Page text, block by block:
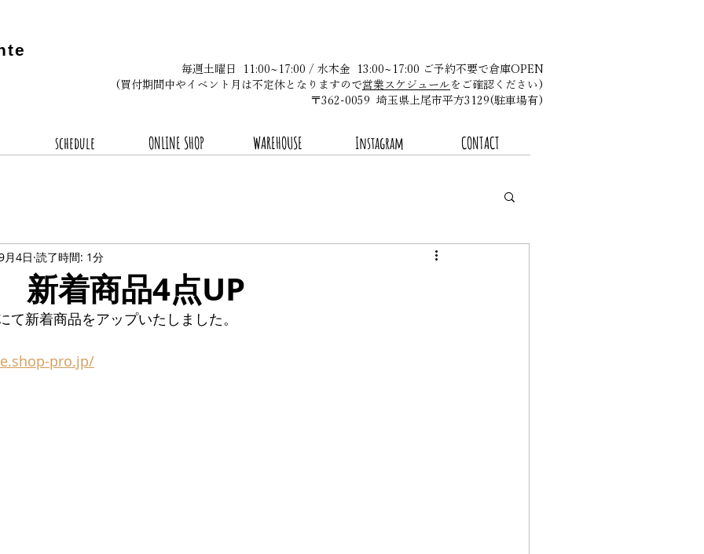
毎週土曜日 11:00~17:00 / 水木金 13:00~17:00 ご予約不要で倉庫OPEN
(買付期間中やイベント月は不定休となりますので営業スケジュール をご確認ください)​
〒362-0059 埼玉県上尾市平方3129(駐車場有)
schedule ONLINE SHOP WAREHOUSE Instagram CONTACT
着商品4点UP
月4日 読了時間: 1分
て新着商品をアップいたしました。
pro.jp/